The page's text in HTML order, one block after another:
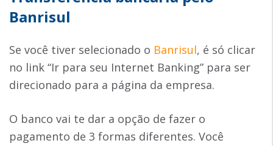
Banrisul
Se você tiver selecionado o Banrisul, é só clicar
no link “Ir para seu Internet Banking” para ser
direcionado para a página da empresa.
O banco vai te dar a opção de fazer o
pagamento de 3 formas diferentes. Você